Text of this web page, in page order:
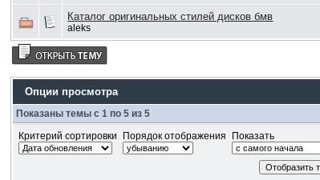
Каталог оригинальных стилей дисков бмв
aleks
Опции просмотра
Показаны темы с 1 по 5 из 5
Критерий сортировки
Порядок отображения Показать